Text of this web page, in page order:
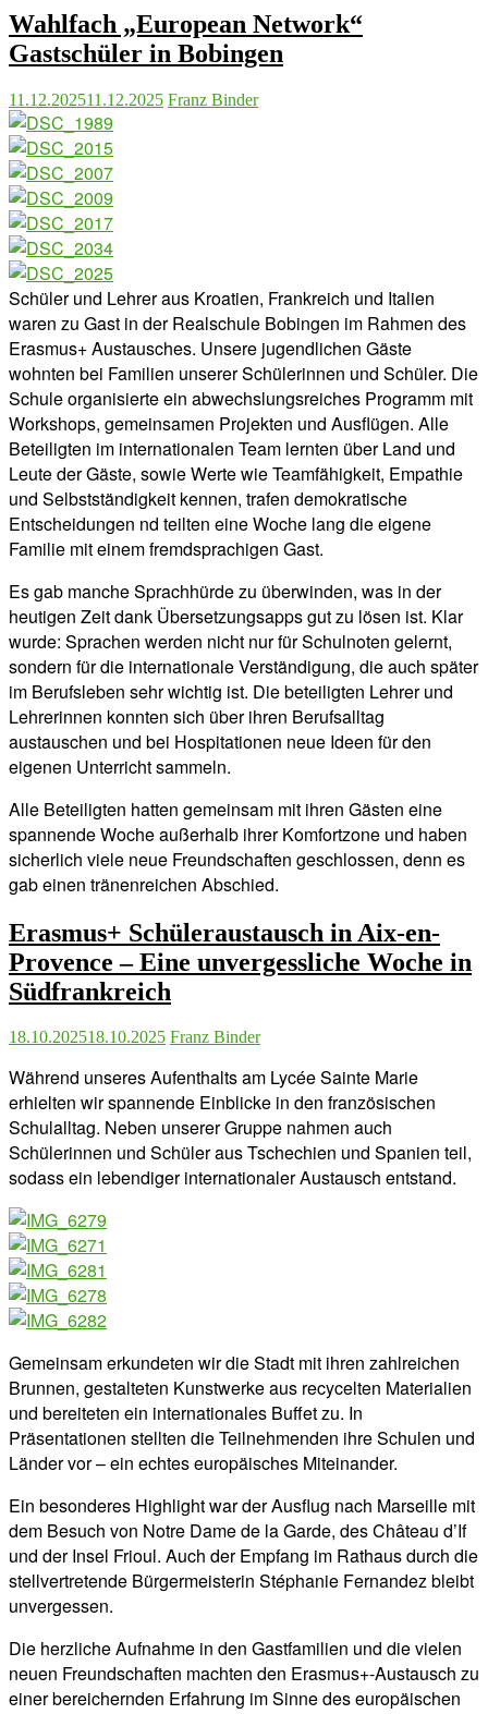
Wahlfach „European Network“
Gastschüler in Bobingen
11.12.202511.12.2025 Franz Binder
Schüler und Lehrer aus Kroatien, Frankreich und Italien
waren zu Gast in der Realschule Bobingen im Rahmen des
Erasmus+ Austausches. Unsere jugendlichen Gäste
wohnten bei Familien unserer Schülerinnen und Schüler. Die
Schule organisierte ein abwechslungsreiches Programm mit
Workshops, gemeinsamen Projekten und Ausflügen. Alle
Beteiligten im internationalen Team lernten über Land und
Leute der Gäste, sowie Werte wie Teamfähigkeit, Empathie
und Selbstständigkeit kennen, trafen demokratische
Entscheidungen nd teilten eine Woche lang die eigene
Familie mit einem fremdsprachigen Gast.
Es gab manche Sprachhürde zu überwinden, was in der
heutigen Zeit dank Übersetzungsapps gut zu lösen ist. Klar
wurde: Sprachen werden nicht nur für Schulnoten gelernt,
sondern für die internationale Verständigung, die auch später
im Berufsleben sehr wichtig ist. Die beteiligten Lehrer und
Lehrerinnen konnten sich über ihren Berufsalltag
austauschen und bei Hospitationen neue Ideen für den
eigenen Unterricht sammeln.
Alle Beteiligten hatten gemeinsam mit ihren Gästen eine
spannende Woche außerhalb ihrer Komfortzone und haben
sicherlich viele neue Freundschaften geschlossen, denn es
gab einen tränenreichen Abschied.
Erasmus+ Schüleraustausch in Aix-en-
Provence – Eine unvergessliche Woche in
Südfrankreich
18.10.202518.10.2025 Franz Binder
Während unseres Aufenthalts am Lycée Sainte Marie
erhielten wir spannende Einblicke in den französischen
Schulalltag. Neben unserer Gruppe nahmen auch
Schülerinnen und Schüler aus Tschechien und Spanien teil,
sodass ein lebendiger internationaler Austausch entstand.
Gemeinsam erkundeten wir die Stadt mit ihren zahlreichen
Brunnen, gestalteten Kunstwerke aus recycelten Materialien
und bereiteten ein internationales Buffet zu. In
Präsentationen stellten die Teilnehmenden ihre Schulen und
Länder vor – ein echtes europäisches Miteinander.
Ein besonderes Highlight war der Ausflug nach Marseille mit
dem Besuch von Notre Dame de la Garde, des Château d’If
und der Insel Frioul. Auch der Empfang im Rathaus durch die
stellvertretende Bürgermeisterin Stéphanie Fernandez bleibt
unvergessen.
Die herzliche Aufnahme in den Gastfamilien und die vielen
neuen Freundschaften machten den Erasmus+-Austausch zu
einer bereichernden Erfahrung im Sinne des europäischen